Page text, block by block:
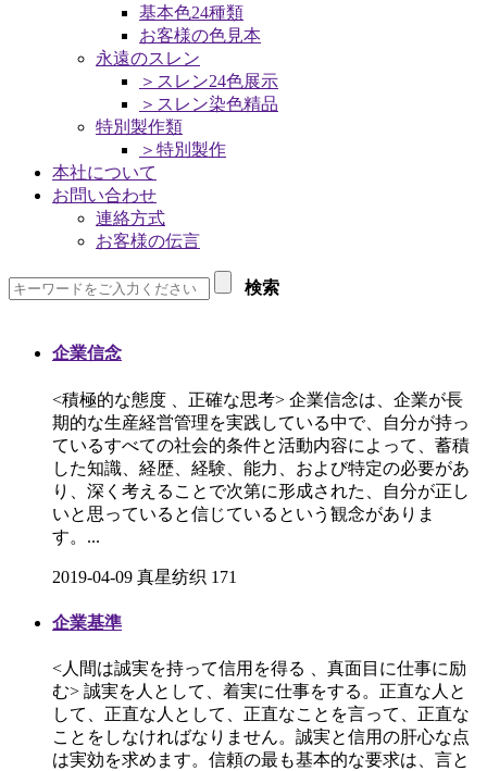
基本色24種類
お客様の色見本
永遠のスレン
＞スレン24色展示
＞スレン染色精品
特別製作類
＞特別製作
本社について
お問い合わせ
連絡方式
お客様の伝言
検索
企業信念
<積極的な態度 、正確な思考> 企業信念は、企業が長
期的な生産経営管理を実践している中で、自分が持っ
ているすべての社会的条件と活動内容によって、蓄積
した知識、経歴、経験、能力、および特定の必要があ
り、深く考えることで次第に形成された、自分が正し
いと思っていると信じているという観念がありま
す。...
2019-04-09 真星纺织 171
企業基準
<人間は誠実を持って信用を得る 、真面目に仕事に励
む> 誠実を人として、着実に仕事をする。正直な人と
して、正直な人として、正直なことを言って、正直な
ことをしなければなりません。誠実と信用の肝心な点
は実効を求めます。信頼の最も基本的な要求は、言と